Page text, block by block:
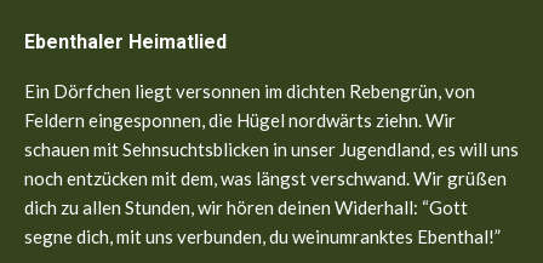
opens
in
new
window
opens
in
new
window
Ebenthaler Heimatlied
Ein Dörfchen liegt versonnen im dichten Rebengrün, von
Feldern eingesponnen, die Hügel nordwärts ziehn. Wir
schauen mit Sehnsuchtsblicken in unser Jugendland, es will uns
noch entzücken mit dem, was längst verschwand. Wir grüßen
dich zu allen Stunden, wir hören deinen Widerhall: “Gott
segne dich, mit uns verbunden, du weinumranktes Ebenthal!”